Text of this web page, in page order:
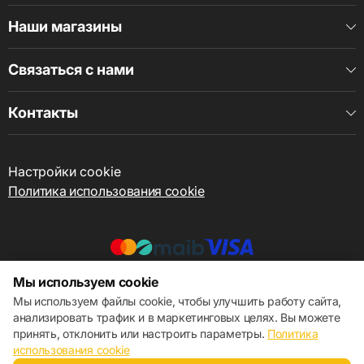
Наши магазины
Связаться с нами
Контакты
Настройки cookie
Политика использования cookie
© 2013 – 2026 ECOM
Мы используем cookie
Мы используем файлы cookie, чтобы улучшить работу сайта,
анализировать трафик и в маркетинговых целях. Вы можете
принять, отклонить или настроить параметры. Политика
использования cookie